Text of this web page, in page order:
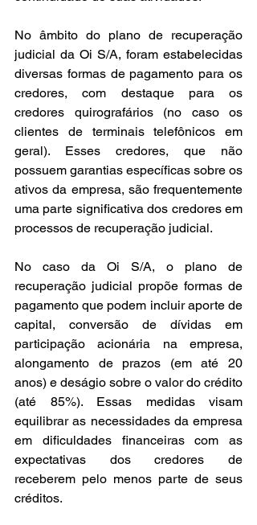
No âmbito do plano de recuperação
judicial da Oi S/A, foram estabelecidas
diversas formas de pagamento para os
credores, com destaque para os
credores quirografários (no caso os
clientes de terminais telefônicos em
geral). Esses credores, que não
possuem garantias específicas sobre os
ativos da empresa, são frequentemente
uma parte significativa dos credores em
processos de recuperação judicial.
No caso da Oi S/A, o plano de
recuperação judicial propõe formas de
pagamento que podem incluir aporte de
capital, conversão de dívidas em
participação acionária na empresa,
alongamento de prazos (em até 20
anos) e deságio sobre o valor do crédito
(até 85%). Essas medidas visam
equilibrar as necessidades da empresa
em dificuldades financeiras com as
expectativas dos credores de
receberem pelo menos parte de seus
créditos.